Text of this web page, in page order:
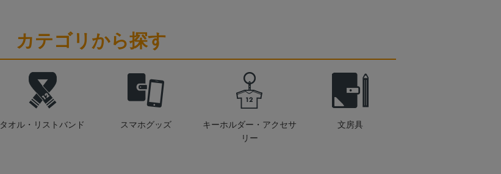
カテゴリから探す
タオル・リストバンド スマホグッズ
キーホルダー・アクセサ
リー
文房具